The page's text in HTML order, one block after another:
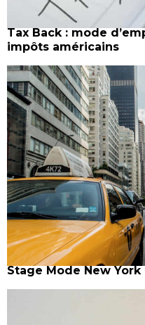
Tax Back : mode
impôts américains
Stage Mode New York